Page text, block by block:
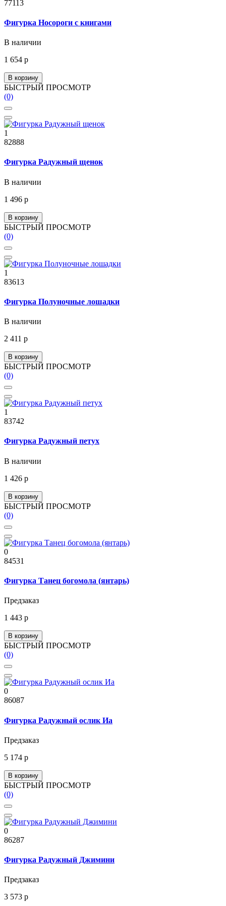
77113
Фигурка Носороги с книгами
В наличии
1 654 р
В корзину
БЫСТРЫЙ ПРОСМОТР
(0)
1
82888
Фигурка Радужный щенок
В наличии
1 496 р
В корзину
БЫСТРЫЙ ПРОСМОТР
(0)
1
83613
Фигурка Полуночные лошадки
В наличии
2 411 р
В корзину
БЫСТРЫЙ ПРОСМОТР
(0)
1
83742
Фигурка Радужный петух
В наличии
1 426 р
В корзину
БЫСТРЫЙ ПРОСМОТР
(0)
0
84531
Фигурка Танец богомола (янтарь)
Предзаказ
1 443 р
В корзину
БЫСТРЫЙ ПРОСМОТР
(0)
0
86087
Фигурка Радужный ослик Иа
Предзаказ
5 174 р
В корзину
БЫСТРЫЙ ПРОСМОТР
(0)
0
86287
Фигурка Радужный Джимини
Предзаказ
3 573 р